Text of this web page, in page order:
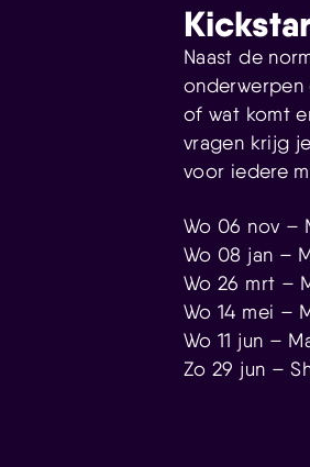
Naast de
onderwerpen
of wat komt
vragen krijg
voor iedere
Wo 06 nov –
Wo 08 jan –
Wo 26 mrt –
Wo 14 mei –
Wo 11 jun –
Zo 29 jun –